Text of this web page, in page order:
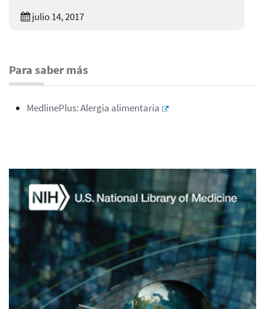
julio 14, 2017
Para saber más
MedlinePlus: Alergia alimentaria